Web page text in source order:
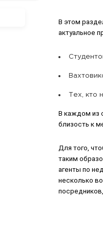
В этом
актуальное
Тех, кто
В каждом из
близость к
Для того,
таким
агенты по
несколько